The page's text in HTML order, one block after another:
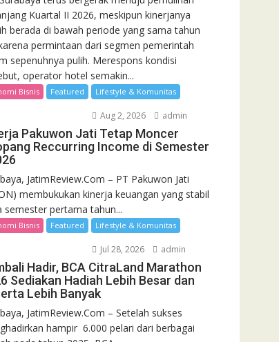
Kuartal II 2026, meskipun kinerjanya
berada di bawah periode yang sama tahun
permintaan dari segmen pemerintah
sepenuhnya pulih. Merespons kondisi
operator hotel semakin...
Bisnis Featured Lifestyle & Komunitas
Aug 2, 2026 admin
Pakuwon Jati Tetap Moncer
Reccurring Income di Semester
JatimReview.Com – PT Pakuwon Jati
membukukan kinerja keuangan yang stabil
semester pertama tahun...
Bisnis Featured Lifestyle & Komunitas
Jul 28, 2026 admin
Hadir, BCA CitraLand Marathon
Sediakan Hadiah Lebih Besar dan
Lebih Banyak
JatimReview.Com – Setelah sukses
hampir 6.000 pelari dari berbagai